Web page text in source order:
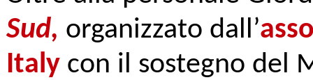
Sud, organizzato dall’
Italy con il sostegno del